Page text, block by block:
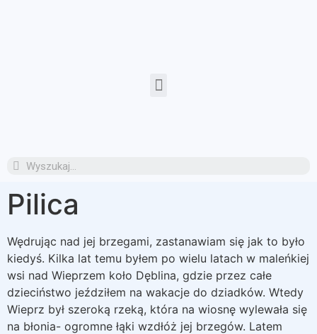
Pilica
Wędrując nad jej brzegami, zastanawiam się jak to było
kiedyś. Kilka lat temu byłem po wielu latach w maleńkiej
wsi nad Wieprzem koło Dęblina, gdzie przez całe
dzieciństwo jeździłem na wakacje do dziadków. Wtedy
Wieprz był szeroką rzeką, która na wiosnę wylewała się
na błonia- ogromne łąki wzdłóż jej brzegów. Latem